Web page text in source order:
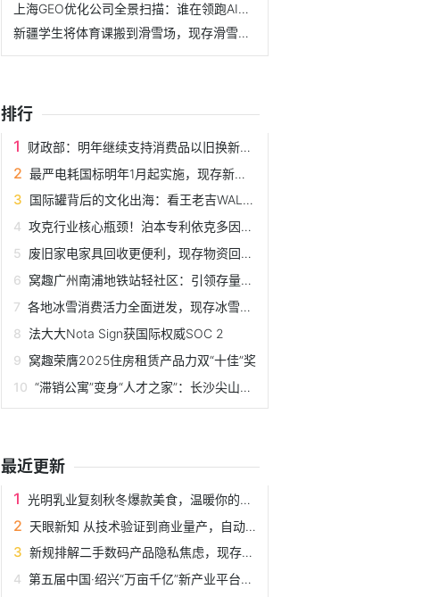
上海GEO优化公司全景扫描：谁在领跑AI时代
新疆学生将体育课搬到滑雪场，现存滑雪相关企业
排行
财政部：明年继续支持消费品以旧换新，现存物资
最严电耗国标明年1月起实施，现存新能源汽车相
国际罐背后的文化出海：看王老吉WALOVI如
攻克行业核心瓶颈！泊本专利依克多因Pro为用
废旧家电家具回收更便利，现存物资回收相关企业
窝趣广州南浦地铁站轻社区：引领存量资产盘活与
各地冰雪消费活力全面迸发，现存冰雪旅游相关企
法大大Nota Sign获国际权威SOC 2
窝趣荣膺2025住房租赁产品力双“十佳”奖
“滞销公寓”变身“人才之家”：长沙尖山湖项目
最近更新
光明乳业复刻秋冬爆款美食，温暖你的每一刻
天眼新知 从技术验证到商业量产，自动驾驶产业
新规排解二手数码产品隐私焦虑，现存闲置相关企
第五届中国·绍兴“万亩千亿”新产业平台高层次